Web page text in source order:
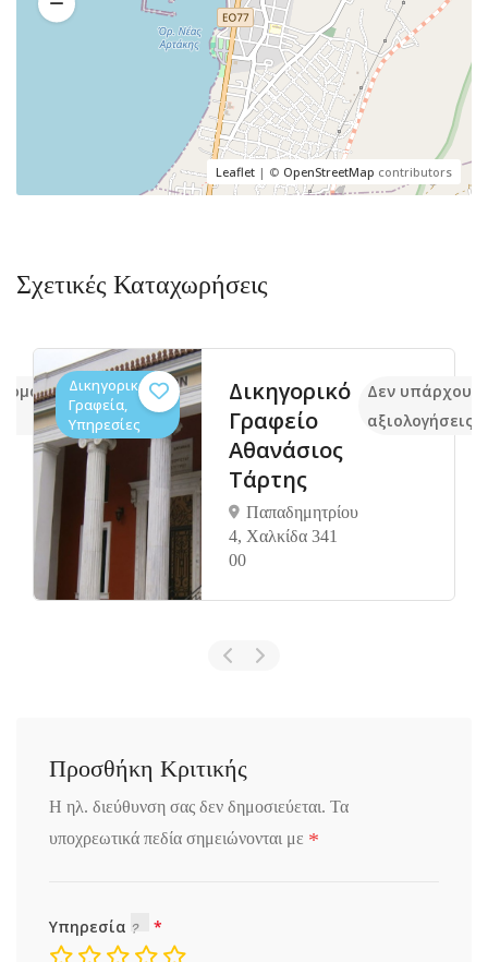
Leaflet | © OpenStreetMap contributors
Σχετικές Καταχωρήσεις
Δικηγορικά
Γραφεία,
Υπηρεσίες
Δικηγορικό
Γραφείο
Αθανάσιος
Τάρτης
Παπαδημητρίου
4, Χαλκίδα 341
00
Δεν υπάρχουν
αξιολογήσεις
Προσθήκη Κριτικής
Η ηλ. διεύθυνση σας δεν δημοσιεύεται. Τα
υποχρεωτικά πεδία σημειώνονται με *
Υπηρεσία